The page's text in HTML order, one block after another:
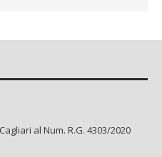
al Num. R.G. 4303/2020